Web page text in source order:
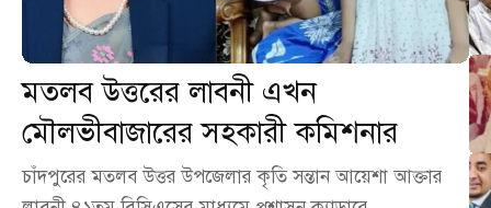
মতলব উত্তরের লাবনী এখন
মৌলভীবাজারের সহকারী কমিশনার
চাঁদপুরের মতলব উত্তর উপজেলার কৃতি সন্তান আয়েশা আক্তার